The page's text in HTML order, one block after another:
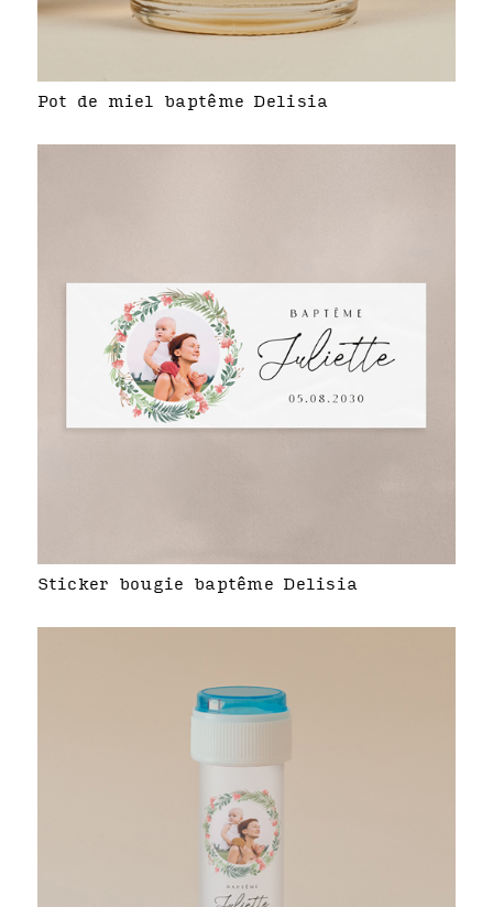
Pot de miel baptême Delisia
Sticker bougie baptême Delisia